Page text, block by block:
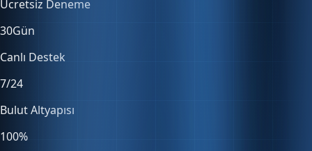
30Gün
Canlı Destek
7/24
Bulut Altyapısı
100%
Aktif İşletme